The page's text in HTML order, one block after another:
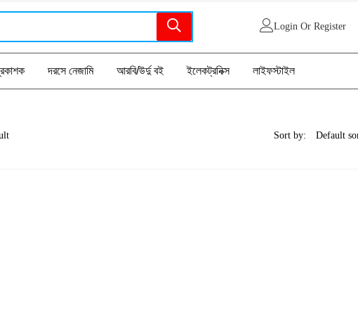
Login Or Register
দরসে নেজামি আরবি/উর্দু বই ইলেকট্রনিক্স লাইফস্টাইল
Sort by: